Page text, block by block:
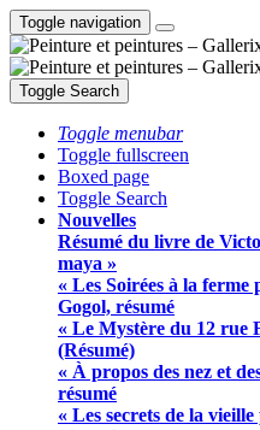
Toggle navigation
Toggle Search
Toggle menubar
Toggle fullscreen
Boxed page
Toggle Search
Nouvelles
Résumé du livre de
maya »
« Les Soirées à la
Gogol, résumé
« Le Mystère du 12 rue
(Résumé)
« À propos des nez et
résumé
« Les secrets de la